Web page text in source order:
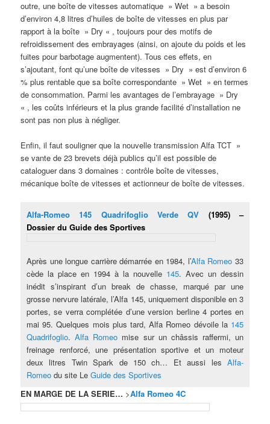
outre, une boîte de vitesses automatique » Wet » a besoin
d’environ 4,8 litres d’huiles de boîte de vitesses en plus par
rapport à la boîte » Dry « , toujours pour des motifs de
refroidissement des embrayages (ainsi, on ajoute du poids et les
fuites pour barbotage augmentent). Tous ces effets, en
s’ajoutant, font qu’une boîte de vitesses » Dry » est d’environ 6
% plus rentable que sa boîte correspondante » Wet » en termes
de consommation. Parmi les avantages de l’embrayage » Dry
« , les coûts inférieurs et la plus grande facilité d’installation ne
sont pas non plus à négliger.
Enfin, il faut souligner que la nouvelle transmission Alfa TCT »
se vante de 23 brevets déjà publics qu’il est possible de
cataloguer dans 3 domaines : contrôle boîte de vitesses,
mécanique boîte de vitesses et actionneur de boîte de vitesses.
Alfa-Romeo 145 Quadrifoglio Verde QV
(1995) –
Dossier duGuide des Sportives
Après une longue carrière démarrée en 1984, l’Alfa Romeo 33
cède la place en 1994 à la nouvelle 145. Avec un dessin
inédit s’inspirant d’un break de chasse, marqué par une
grosse nervure latérale, l’Alfa 145, uniquement disponible en 3
portes, se verra complétée d’une version berline 4 portes en
mai 95. Quelques mois plus tard, Alfa Romeo dévoile la 145
Quadrifoglio.Alfa Romeo mise sur un châssis raffermi, un
freinage renforcé, une présentation sportive et un moteur
deux litres Twin Spark de 150 ch… Et aussi les Alfa-
Romeo du site LeGuide des Sportives
EN MARGE DE LA SERIE… >Alfa Romeo 4C